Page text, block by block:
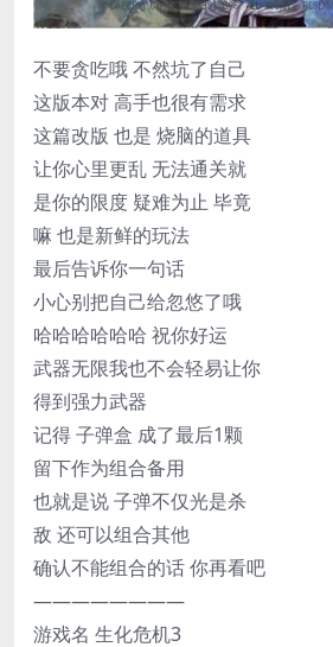
不要贪吃哦 不然坑了自己
这版本对 高手也很有需求
这篇改版 也是 烧脑的道具
让你心里更乱 无法通关就
是你的限度 疑难为止 毕竟
嘛 也是新鲜的玩法
最后告诉你一句话
小心别把自己给忽悠了哦
哈哈哈哈哈哈 祝你好运
武器无限我也不会轻易让你
得到强力武器
记得 子弹盒 成了最后1颗
留下作为组合备用
也就是说 子弹不仅光是杀
敌 还可以组合其他
确认不能组合的话 你再看吧
————————
游戏名 生化危机3